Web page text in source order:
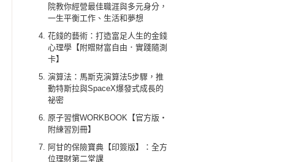
院教你經營最佳職涯與多元身分，
一生平衡工作、生活和夢想
花錢的藝術：打造富足人生的金錢
心理學【附贈財富自由．實踐隨測
卡】
演算法：馬斯克演算法5步驟，推
動特斯拉與SpaceX爆發式成長的
祕密
原子習慣WORKBOOK【官方版‧
附練習別冊】
阿甘的保險寶典【印簽版】：全方
位理財第二堂課